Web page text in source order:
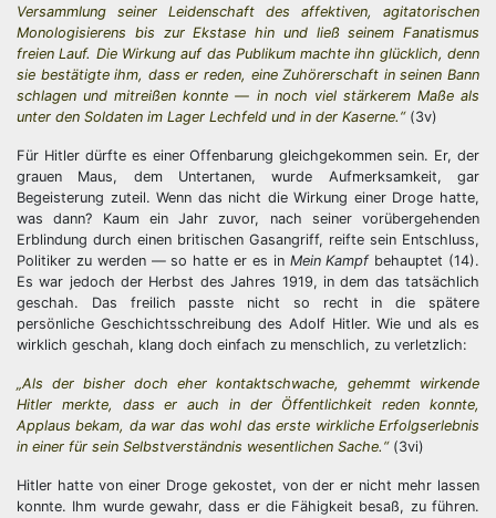
Versammlung seiner Leidenschaft des affektiven, agitatorischen
Monologisierens bis zur Ekstase hin und ließ seinem Fanatismus
freien Lauf. Die Wirkung auf das Publikum machte ihn glücklich, denn
sie bestätigte ihm, dass er reden, eine Zuhörerschaft in seinen Bann
schlagen und mitreißen konnte — in noch viel stärkerem Maße als
unter den Soldaten im Lager Lechfeld und in der Kaserne.“(3v)
Für Hitler dürfte es einer Offenbarung gleichgekommen sein. Er, der
grauen Maus, dem Untertanen, wurde Aufmerksamkeit, gar
Begeisterung zuteil. Wenn das nicht die Wirkung einer Droge hatte,
was dann? Kaum ein Jahr zuvor, nach seiner vorübergehenden
Erblindung durch einen britischen Gasangriff, reifte sein Entschluss,
Politiker zu werden — so hatte er es in Mein Kampfbehauptet (14).
Es war jedoch der Herbst des Jahres 1919, in dem das tatsächlich
geschah. Das freilich passte nicht so recht in die spätere
persönliche Geschichtsschreibung des Adolf Hitler. Wie und als es
wirklich geschah, klang doch einfach zu menschlich, zu verletzlich:
„Als der bisher doch eher kontaktschwache, gehemmt wirkende
Hitler merkte, dass er auch in der Öffentlichkeit reden konnte,
Applaus bekam, da war das wohl das erste wirkliche Erfolgserlebnis
in einer für sein Selbstverständnis wesentlichen Sache.“(3vi)
Hitler hatte von einer Droge gekostet, von der er nicht mehr lassen
konnte. Ihm wurde gewahr, dass er die Fähigkeit besaß, zu führen.